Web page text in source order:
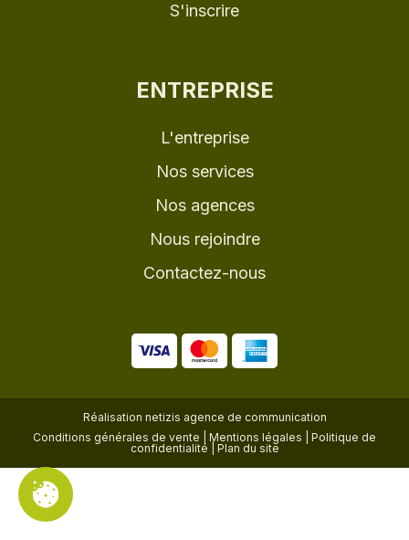
S'inscrire
ENTREPRISE
L'entreprise
Nos services
Nos agences
Nous rejoindre
Contactez-nous
Réalisation netizis agence de communication
Conditions générales de vente
Mentions légales
Politique de
confidentialité
Plan du site